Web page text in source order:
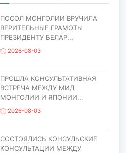
ПОСОЛ МОНГОЛИИ ВРУЧИЛА
ВЕРИТЕЛЬНЫЕ ГРАМОТЫ
ПРЕЗИДЕНТУ БЕЛАР...
2026-08-03
ПРОШЛА КОНСУЛЬТАТИВНАЯ
ВСТРЕЧА МЕЖДУ МИД
МОНГОЛИИ И ЯПОНИИ...
2026-08-03
СОСТОЯЛИСЬ КОНСУЛЬСКИЕ
КОНСУЛЬТАЦИИ МЕЖДУ